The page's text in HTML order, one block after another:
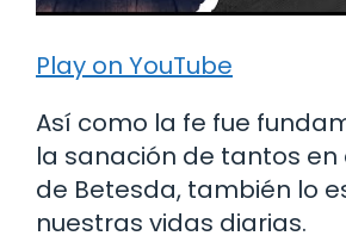
Play on YouTube
Así como la fe fue
la sanación de tantos en
de Betesda, también lo
nuestras vidas diarias.